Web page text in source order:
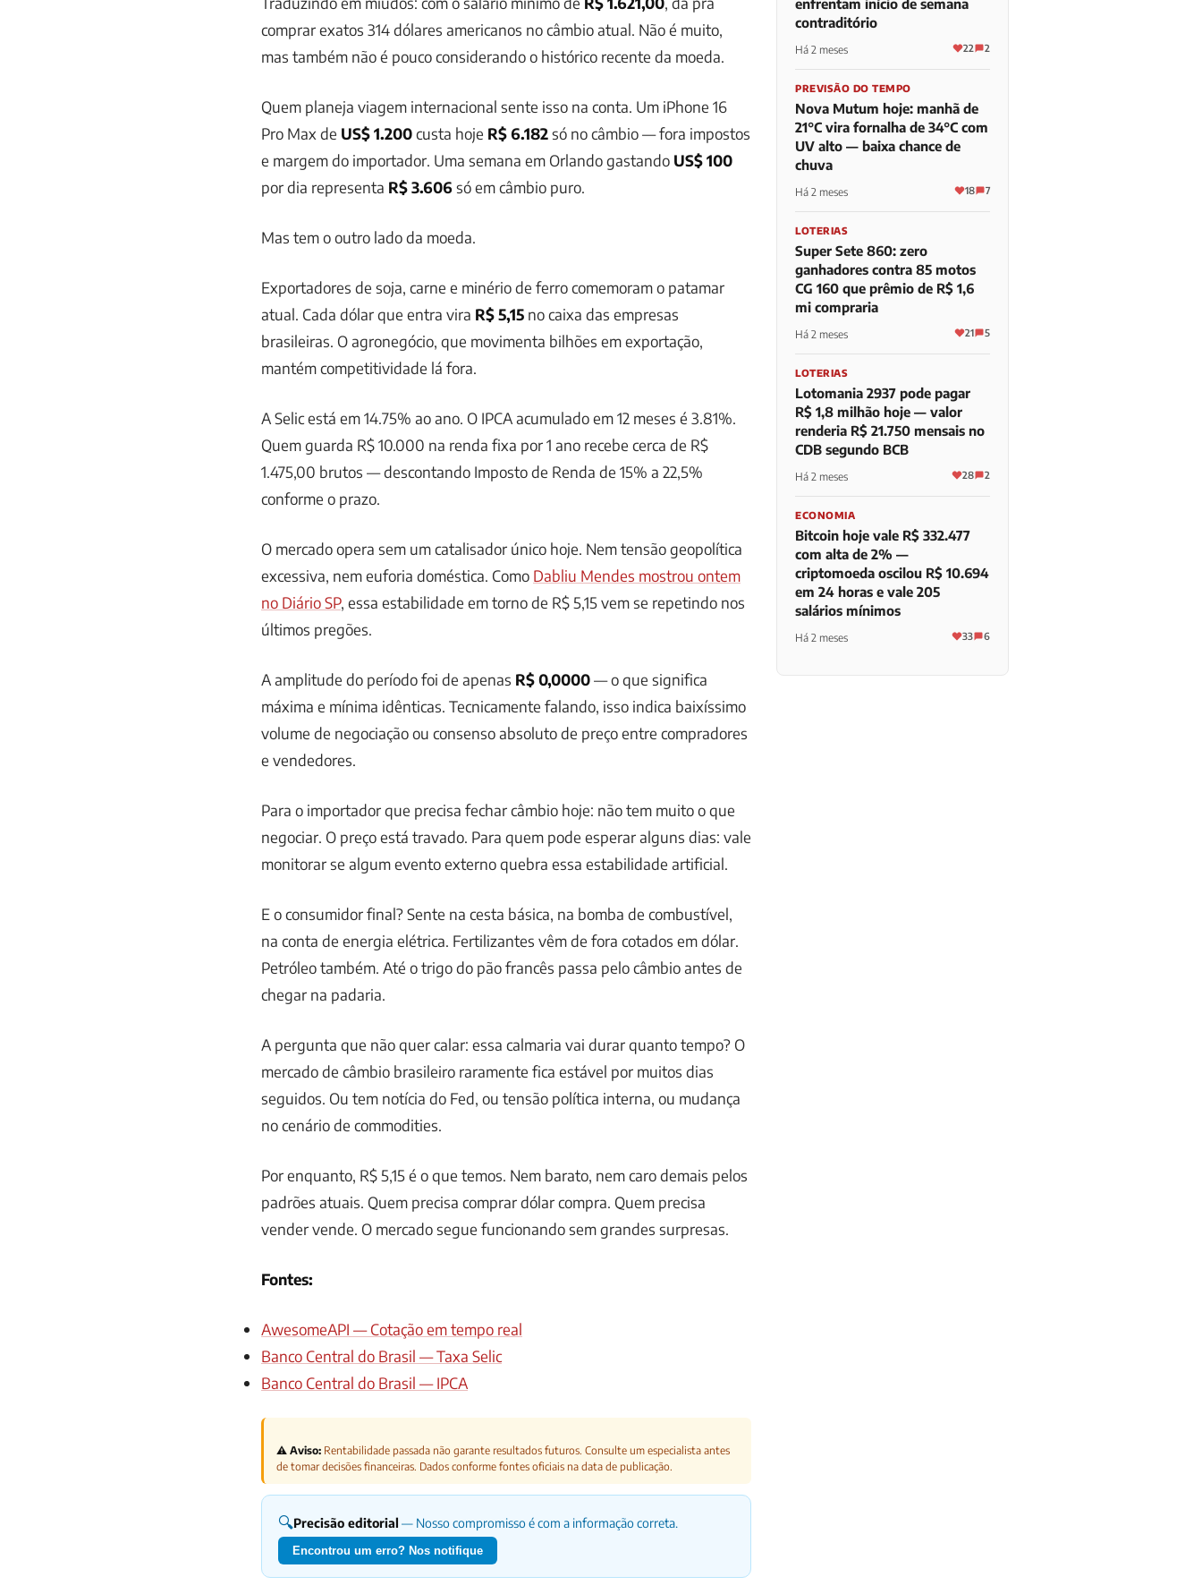
comprar exatos 314 dólares americanos no câmbio atual. Não é muito,
mas também não é pouco considerando o histórico recente da moeda.
Quem planeja viagem internacional sente isso na conta. Um iPhone 16
Pro Max de US$ 1.200custa hoje R$ 6.182só no câmbio — fora impostos
e margem do importador. Uma semana em Orlando gastando US$ 100
por dia representa R$ 3.606só em câmbio puro.
Mas tem o outro lado da moeda.
Exportadores de soja, carne e minério de ferro comemoram o patamar
atual. Cada dólar que entra vira R$ 5,15 no caixa das empresas
brasileiras. O agronegócio, que movimenta bilhões em exportação,
mantém competitividade lá fora.
A Selic está em 14.75% ao ano. O IPCA acumulado em 12 meses é 3.81%.
Quem guarda R$ 10.000 na renda fixa por 1 ano recebe cerca de R$
1.475,00 brutos — descontando Imposto de Renda de 15% a 22,5%
conforme o prazo.
O mercado opera sem um catalisador único hoje. Nem tensão geopolítica
excessiva, nem euforia doméstica. Como Dabliu Mendes mostrou ontem
no Diário SP, essa estabilidade em torno de R$ 5,15 vem se repetindo nos
últimos pregões.
A amplitude do período foi de apenas R$ 0,0000— o que significa
máxima e mínima idênticas. Tecnicamente falando, isso indica baixíssimo
volume de negociação ou consenso absoluto de preço entre compradores
e vendedores.
Para o importador que precisa fechar câmbio hoje: não tem muito o que
negociar. O preço está travado. Para quem pode esperar alguns dias: vale
monitorar se algum evento externo quebra essa estabilidade artificial.
E o consumidor final? Sente na cesta básica, na bomba de combustível,
na conta de energia elétrica. Fertilizantes vêm de fora cotados em dólar.
Petróleo também. Até o trigo do pão francês passa pelo câmbio antes de
chegar na padaria.
A pergunta que não quer calar: essa calmaria vai durar quanto tempo? O
mercado de câmbio brasileiro raramente fica estável por muitos dias
seguidos. Ou tem notícia do Fed, ou tensão política interna, ou mudança
no cenário de commodities.
Por enquanto, R$ 5,15 é o que temos. Nem barato, nem caro demais pelos
padrões atuais. Quem precisa comprar dólar compra. Quem precisa
vender vende. O mercado segue funcionando sem grandes surpresas.
Fontes:
AwesomeAPI — Cotação em tempo real
Banco Central do Brasil — Taxa Selic
Banco Central do Brasil — IPCA
⚠️ Aviso: Rentabilidade passada não garante resultados futuros. Consulte um especialista antes
de tomar decisões financeiras. Dados conforme fontes oficiais na data de publicação.
🔍Precisão editorial — Nosso compromisso é com a informação correta.
Encontrou um erro? Nos notifique
enfrentam início de semana
contraditório
Há 2 meses 22 2
PREVISÃO DO TEMPO
Nova Mutum hoje: manhã de
21°C vira fornalha de 34°C com
UV alto — baixa chance de
chuva
Há 2 meses 18 7
LOTERIAS
Super Sete 860: zero
ganhadores contra 85 motos
CG 160 que prêmio de R$ 1,6
mi compraria
Há 2 meses 21 5
LOTERIAS
Lotomania 2937 pode pagar
R$ 1,8 milhão hoje — valor
renderia R$ 21.750 mensais no
CDB segundo BCB
Há 2 meses 28 2
ECONOMIA
Bitcoin hoje vale R$ 332.477
com alta de 2% —
criptomoeda oscilou R$ 10.694
em 24 horas e vale 205
salários mínimos
Há 2 meses 33 6